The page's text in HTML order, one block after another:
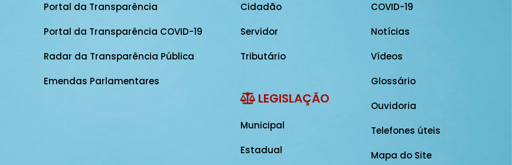
Portal da Transparência
Portal da Transparência COVID-19
Radar da Transparência Pública
Emendas Parlamentares
Cidadão
Servidor
Tributário
LEGISLAÇÃO
Municipal
Estadual
COVID-19
Notícias
Vídeos
Glossário
Ouvidoria
Telefones úteis
Mapa do Site